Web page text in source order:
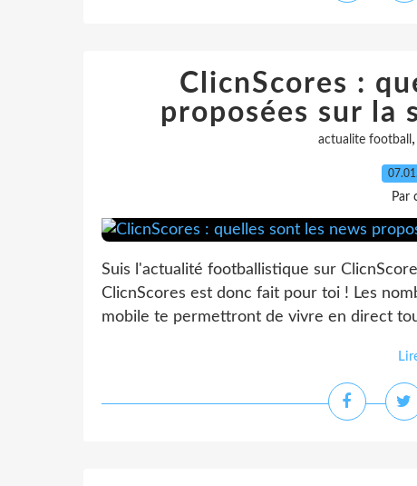
ClicnScores :
proposées sur la
actualite football ,
Par
Suis l'actualité footballistique sur
ClicnScores est donc fait pour toi ! Les
mobile te permettront de vivre en direct